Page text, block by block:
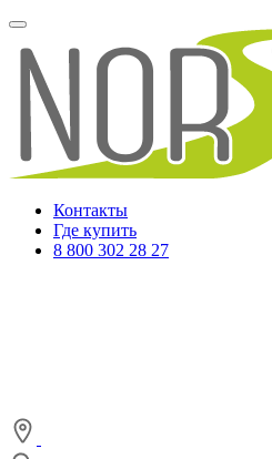
Контакты
Где купить
8 800 302 28 27